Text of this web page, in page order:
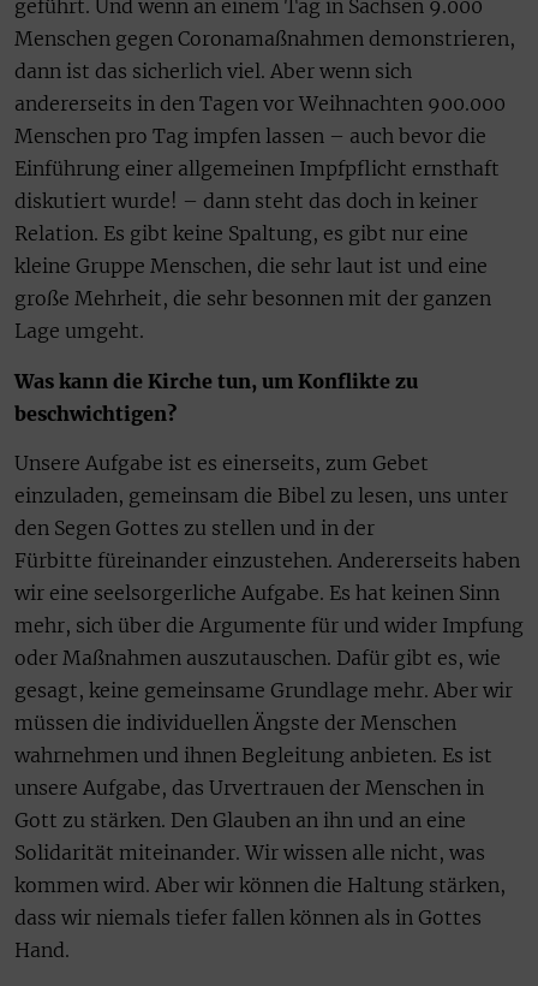
geführt. Und wenn an einem Tag in Sachsen 9.000
Menschen gegen Coronamaßnahmen demonstrieren,
dann ist das sicherlich viel. Aber wenn sich
andererseits in den Tagen vor Weihnachten 900.000
Menschen pro Tag impfen lassen – auch bevor die
Einführung einer allgemeinen Impfpflicht ernsthaft
diskutiert wurde! – dann steht das doch in keiner
Relation. Es gibt keine Spaltung, es gibt nur eine
kleine Gruppe Menschen, die sehr laut ist und eine
große Mehrheit, die sehr besonnen mit der ganzen
Lage umgeht.
Was kann die Kirche tun, um Konflikte zu
beschwichtigen?
Unsere Aufgabe ist es einerseits, zum Gebet
einzuladen, gemeinsam die Bibel zu lesen, uns unter
den Segen Gottes zu stellen und in der
Fürbitte füreinander einzustehen. Andererseits haben
wir eine seelsorgerliche Aufgabe. Es hat keinen Sinn
mehr, sich über die Argumente für und wider Impfung
oder Maßnahmen auszutauschen. Dafür gibt es, wie
gesagt, keine gemeinsame Grundlage mehr. Aber wir
müssen die individuellen Ängste der Menschen
wahrnehmen und ihnen Begleitung anbieten. Es ist
unsere Aufgabe, das Urvertrauen der Menschen in
Gott zu stärken. Den Glauben an ihn und an eine
Solidarität miteinander. Wir wissen alle nicht, was
kommen wird. Aber wir können die Haltung stärken,
dass wir niemals tiefer fallen können als in Gottes
Hand.